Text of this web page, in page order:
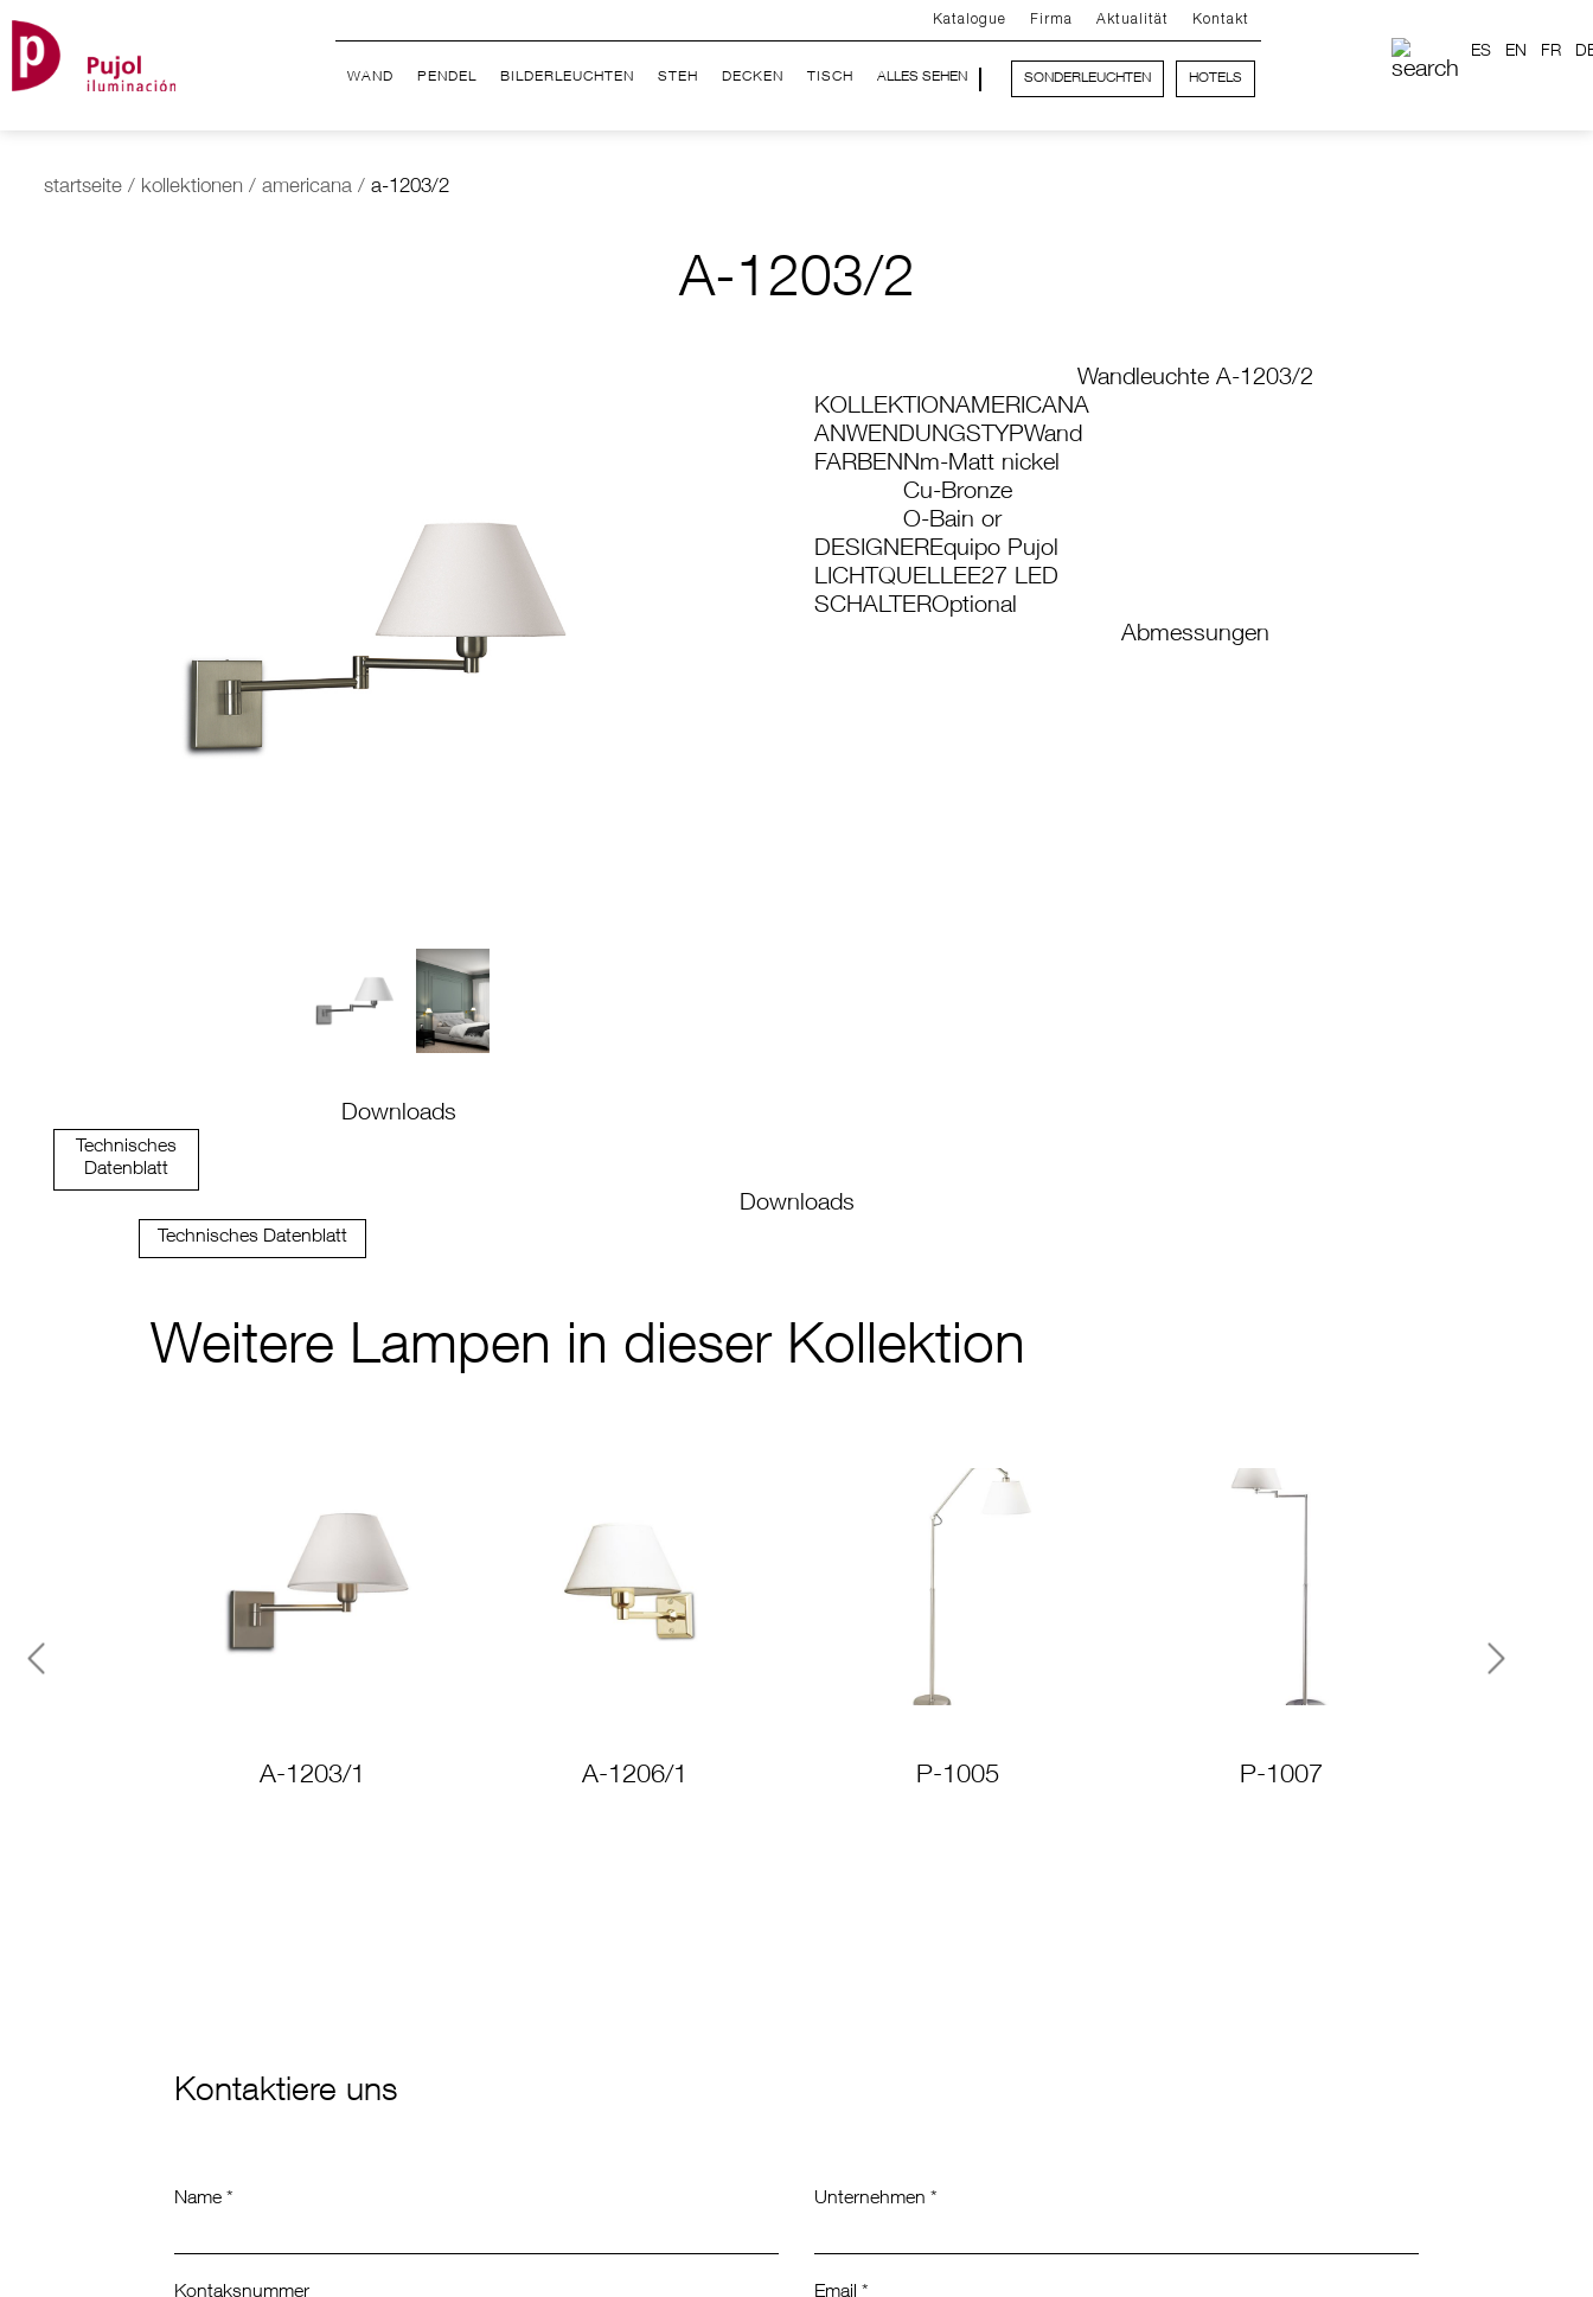
Katalogue Firma Aktualität Kontakt
WAND PENDEL BILDERLEUCHTEN STEH DECKEN TISCH ALLES SEHEN SONDERLEUCHTEN HOTELS
ES EN FR
startseite / kollektionen / americana / a-1203/2
A-1203/2
Downloads
Technisches
Datenblatt
Wandleuchte A-1203/2
KOLLEKTIONAMERICANA
ANWENDUNGSTYPWand
FARBENNm-Matt nickel
Cu-Bronze
O-Bain or
DESIGNEREquipo Pujol
LICHTQUELLEE27 LED
SCHALTEROptional
Abmessungen
Downloads
Technisches Datenblatt
Weitere Lampen in dieser Kollektion
Previous
A-1203/1 A-1206/1 P-1005 P-1007
Next
Kontaktiere uns
Name * Unternehmen *